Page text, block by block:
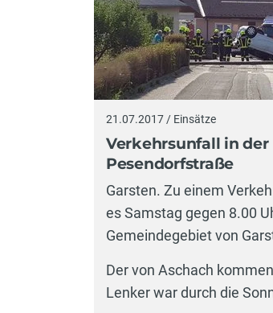
21.07.2017 / Einsätze
Verkehrsunfall in der
Pesendorfstraße
Garsten. Zu einem
es Samstag gegen 8.00
Gemeindegebiet von
Der von Aschach
Lenker war durch die